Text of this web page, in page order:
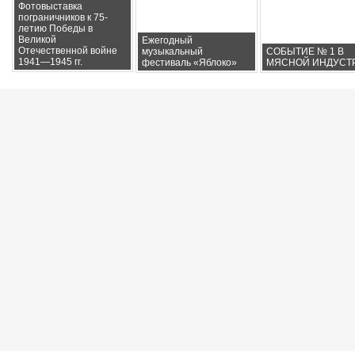
Фотовыставка
пограничников к 75-
летию Победы в
Великой
Отечественной войне
1941—1945 гг.
Ежегодный
музыкальный
фестиваль «Яблоко»
СОБЫТИЕ № 1 В
МЯСНОЙ